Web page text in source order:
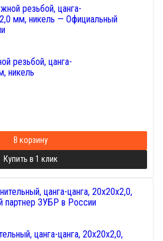
резьбой, цанга-
никель
В корзину
Купить в 1 клик
цанга-цанга, 20х20х2,0,